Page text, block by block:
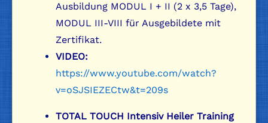
Ausbildung MODUL I + II (2 x 3,5 Tage),
MODUL III-VIII für Ausgebildete mit
Zertifikat.
VIDEO:
https://www.youtube.com/watch?
v=oSJSIEZECtw&t=209s
TOTAL TOUCH Intensiv Heiler Training